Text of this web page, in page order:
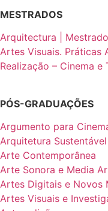
MESTRADOS
Arquitectura |
Artes Visuais. Práticas
Realização – Cinema e
PÓS-GRADUAÇÕES
Argumento para
Arquitetura Sustentável
Arte Contemporânea
Arte Sonora e Media
Artes Digitais e Novos
Artes Visuais e